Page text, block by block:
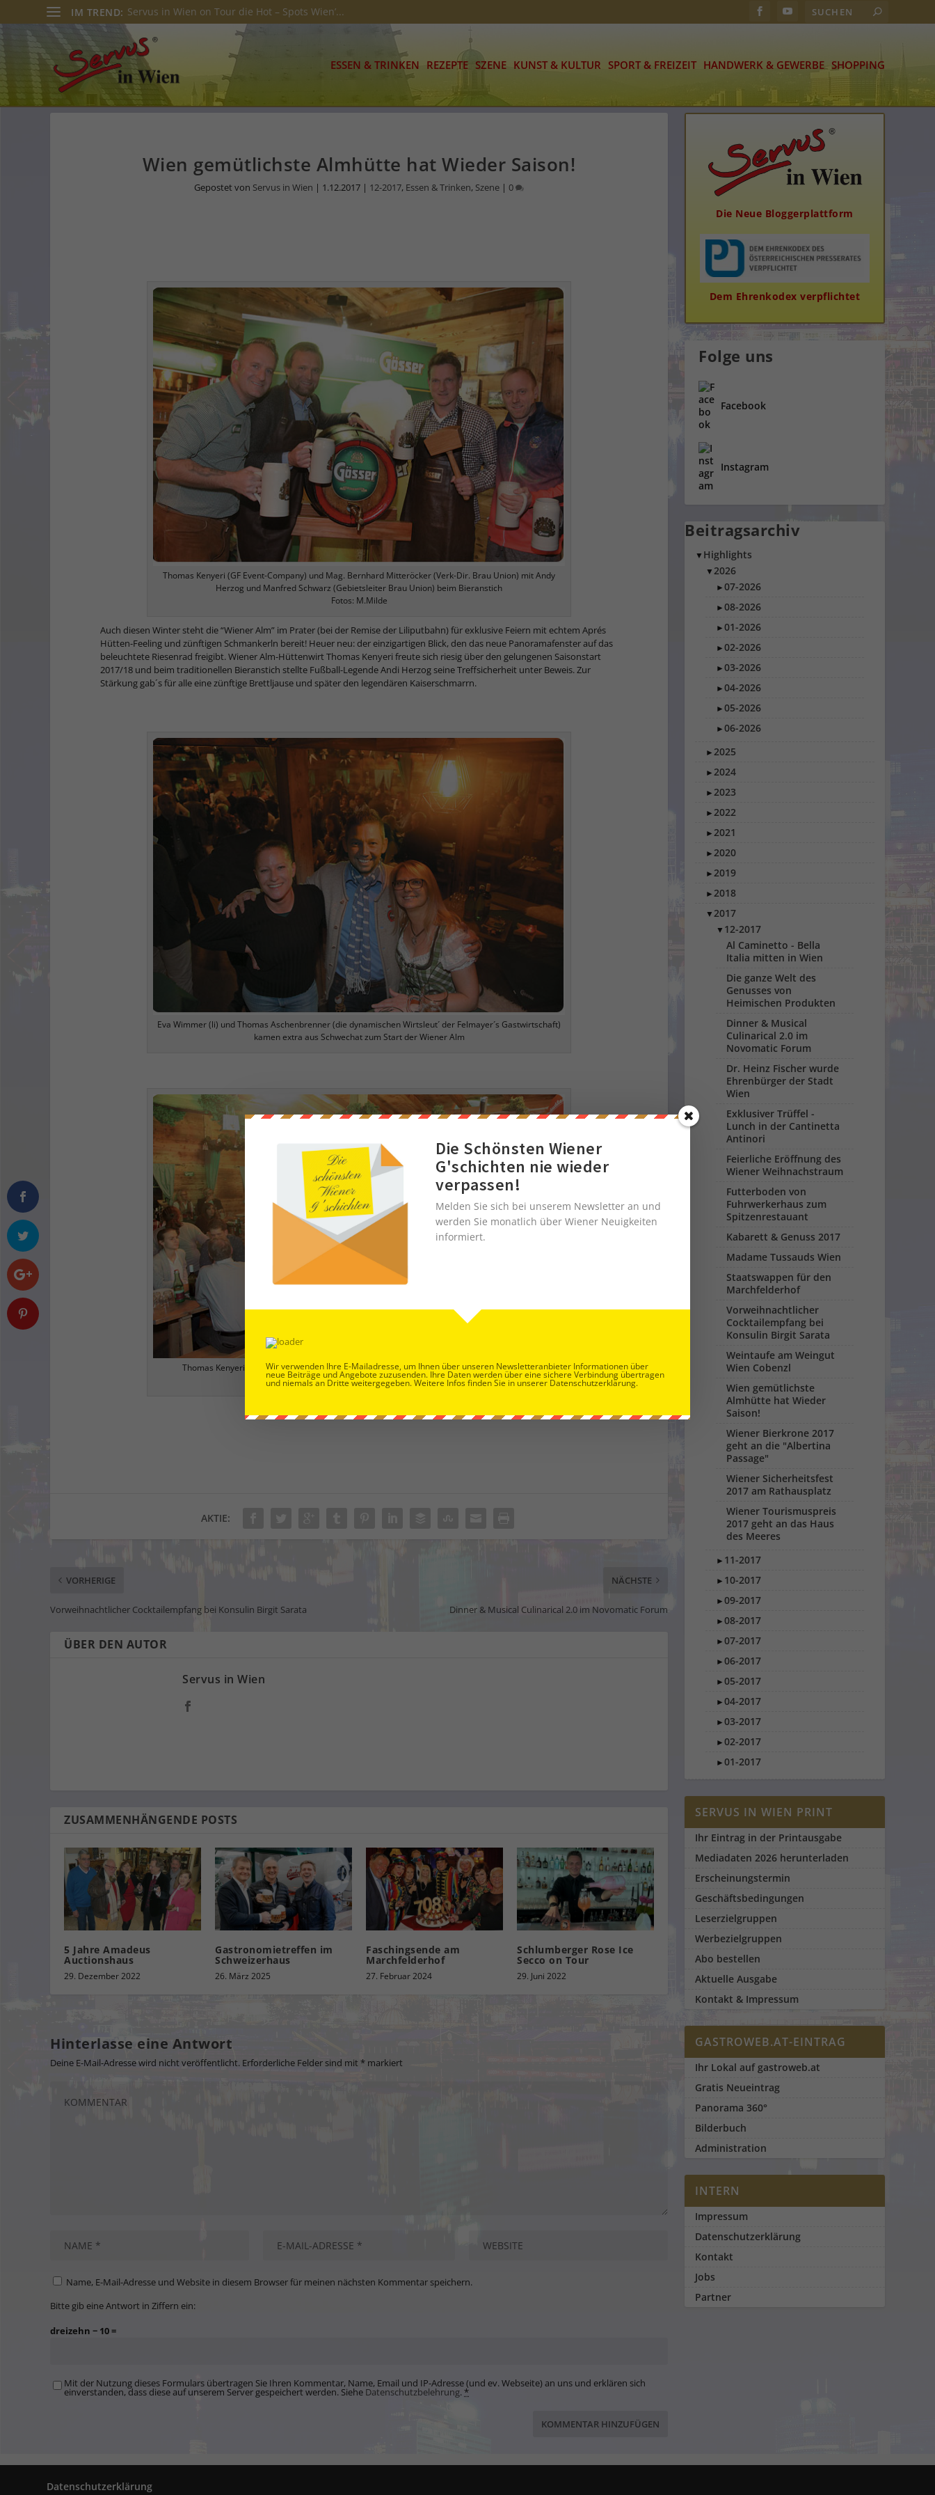
IM TREND: Ball der Wiener Wirtschaft begeisterte alle Sinne
ESSEN & TRINKEN REZEPTE SZENE KUNST & KULTUR SPORT & FREIZEIT HANDWERK & GEWERBE SHOPPING
Wien gemütlichste Almhütte hat Wieder Saison!
Gepostet von Servus in Wien | 1.12.2017 | 12-2017, Essen & Trinken, Szene | 0
Thomas Kenyeri (GF Event-Company) und Mag. Bernhard Mitteröcker (Verk-Dir. Brau Union) mit Andy
Herzog und Manfred Schwarz (Gebietsleiter Brau Union) beim Bieranstich
Fotos: M.Milde
Auch diesen Winter steht die “Wiener Alm” im Prater (bei der Remise der Liliputbahn) für exklusive Feiern mit echtem Aprés
Hütten-Feeling und zünftigen Schmankerln bereit! Heuer neu: der einzigartigen Blick, den das neue Panoramafenster auf das
beleuchtete Riesenrad freigibt. Wiener Alm-Hüttenwirt Thomas Kenyeri freute sich riesig über den gelungenen Saisonstart
2017/18 und beim traditionellen Bieranstich stellte Fußball-Legende Andi Herzog seine Treffsicherheit unter Beweis. Zur
Stärkung gab´s für alle eine zünftige Brettljause und später den legendären Kaiserschmarrn.
Eva Wimmer (li) und Thomas Aschenbrenner (die dynamischen Wirtsleut´ der Felmayer´s Gastwirtschaft)
kamen extra aus Schwechat zum Start der Wiener Alm
Thomas Kenyeri mitten in seiner Wiener Alm, einer Kombination aus urigem Hüttenflair und
österreichischen Schmankerln
AKTIE:
VORHERIGE
Vorweihnachtlicher Cocktailempfang bei Konsulin Birgit Sarata
NÄCHSTE
Dinner & Musical Culinarical 2.0 im Novomatic Forum
ÜBER DEN AUTOR
Servus in Wien
ZUSAMMENHÄNGENDE POSTS
5 Jahre Amadeus
Auctionshaus
29. Dezember 2022
Gastronomietreffen im
Schweizerhaus
26. März 2025
Faschingsende am
Marchfelderhof
27. Februar 2024
Schlumberger Rose Ice
Secco on Tour
29. Juni 2022
Hinterlasse eine Antwort
Deine E-Mail-Adresse wird nicht veröffentlicht. Erforderliche Felder sind mit * markiert
Name, E-Mail-Adresse und Website in diesem Browser für meinen nächsten Kommentar speichern.
Bitte gib eine Antwort in Ziffern ein:
dreizehn − 10 =
Mit der Nutzung dieses Formulars übertragen Sie Ihren Kommentar, Name, Email und IP-Adresse (und ev. Webseite) an uns und erklären sich
einverstanden, dass diese auf unserem Server gespeichert werden. Siehe Datenschutzbelehrung.*
Die Neue Bloggerplattform
Dem Ehrenkodex verpflichtet
Folge uns
Facebook
Instagram
Beitragsarchiv
▼ Highlights
▼2026
►07-2026
►08-2026
►01-2026
►02-2026
►03-2026
►04-2026
►05-2026
►06-2026
►2025
►2024
►2023
►2022
►2021
►2020
►2019
►2018
▼2017
▼ 12-2017
Al Caminetto - Bella
Italia mitten in Wien
Die ganze Welt des
Genusses von
Heimischen Produkten
Dinner & Musical
Culinarical 2.0 im
Novomatic Forum
Dr. Heinz Fischer wurde
Ehrenbürger der Stadt
Wien
Exklusiver Trüffel -
Lunch in der Cantinetta
Antinori
Feierliche Eröffnung des
Wiener Weihnachstraum
Futterboden von
Fuhrwerkerhaus zum
Spitzenrestauant
Kabarett & Genuss 2017
Madame Tussauds Wien
Staatswappen für den
Marchfelderhof
Vorweihnachtlicher
Cocktailempfang bei
Konsulin Birgit Sarata
Weintaufe am Weingut
Wien Cobenzl
Wien gemütlichste
Almhütte hat Wieder
Saison!
Wiener Bierkrone 2017
geht an die "Albertina
Passage"
Wiener Sicherheitsfest
2017 am Rathausplatz
Wiener Tourismuspreis
2017 geht an das Haus
des Meeres
► 11-2017
► 10-2017
►09-2017
►08-2017
►07-2017
►06-2017
►05-2017
►04-2017
►03-2017
►02-2017
►01-2017
SERVUS IN WIEN PRINT
Ihr Eintrag in der Printausgabe
Mediadaten 2026 herunterladen
Erscheinungstermin
Geschäftsbedingungen
Leserzielgruppen
Werbezielgruppen
Abo bestellen
Aktuelle Ausgabe
Kontakt & Impressum
GASTROWEB.AT-EINTRAG
Ihr Lokal auf gastroweb.at
Gratis Neueintrag
Panorama 360°
Bilderbuch
Administration
INTERN
Impressum
Datenschutzerklärung
Kontakt
Jobs
Partner
Datenschutzerklärung
Die Schönsten Wiener
G'schichten nie wieder
verpassen!
Melden Sie sich bei unserem Newsletter an und
werden Sie monatlich über Wiener Neuigkeiten
informiert.
Wir verwenden Ihre E-Mailadresse, um Ihnen über unseren Newsletteranbieter Informationen über
neue Beiträge und Angebote zuzusenden. Ihre Daten werden über eine sichere Verbindung übertragen
und niemals an Dritte weitergegeben. Weitere Infos finden Sie in unserer Datenschutzerklärung.